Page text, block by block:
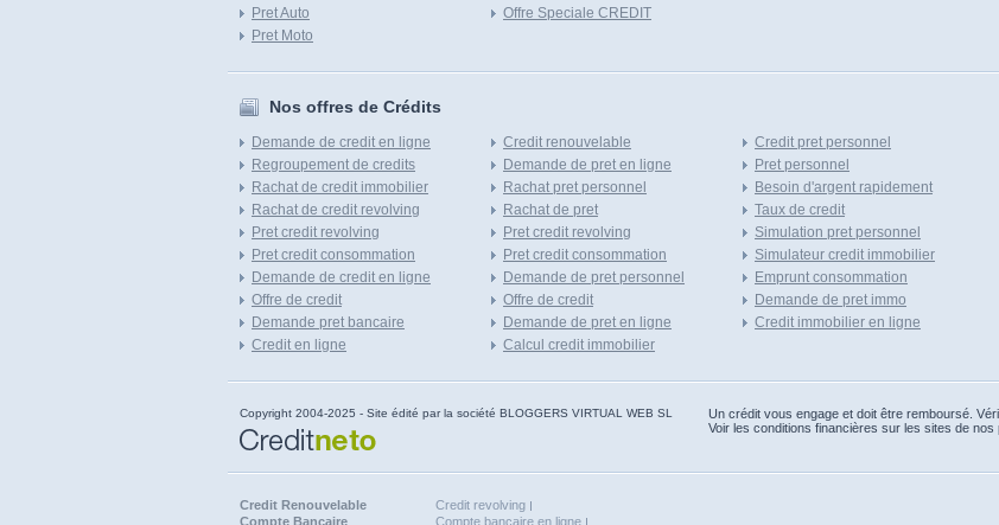
Pret Auto
Pret Moto
Offre Speciale CREDIT
Nos offres de Crédits
Demande de credit en ligne
Regroupement de credits
Rachat de credit immobilier
Rachat de credit revolving
Pret credit revolving
Pret credit consommation
Demande de credit en ligne
Offre de credit
Demande pret bancaire
Credit en ligne
Credit renouvelable
Demande de pret en ligne
Rachat pret personnel
Rachat de pret
Pret credit revolving
Pret credit consommation
Demande de pret personnel
Offre de credit
Demande de pret en ligne
Calcul credit immobilier
Credit pret personnel
Pret personnel
Besoin d'argent rapidement
Taux de credit
Simulation pret personnel
Simulateur credit immobilier
Emprunt consommation
Demande de pret immo
Credit immobilier en ligne
Copyright 2004-2025 - Site édité par la société BLOGGERS VIRTUAL WEB SL
Un crédit vous engage et doit être remboursé.
Voir les conditions financières sur les sites de nos
Credit Renouvelable
Credit revolving
Compte Bancaire
Compte bancaire en ligne